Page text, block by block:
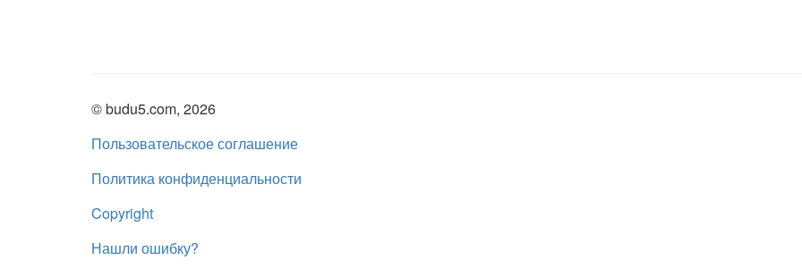
© budu5.com, 2026
Пользовательское соглашение
Политика конфиденциальности
Copyright
Нашли ошибку?